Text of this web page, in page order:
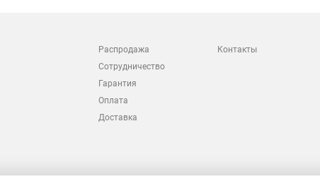
Распродажа
Сотрудничество
Гарантия
Оплата
Доставка
Контакты